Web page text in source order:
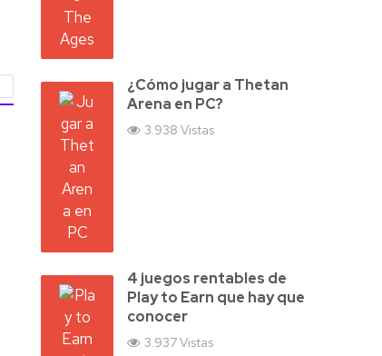
¿Cómo jugar a Thetan
Arena en PC?
3.938 Vistas
4 juegos rentables de
Play to Earn que hay que
conocer
3.937 Vistas